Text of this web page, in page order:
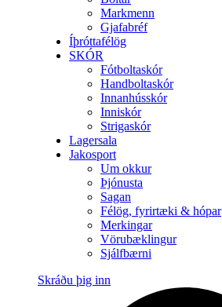
Markmenn
Gjafabréf
Íþróttafélög
SKÓR
Fótboltaskór
Handboltaskór
Innanhússkór
Inniskór
Strigaskór
Lagersala
Jakosport
Um okkur
Þjónusta
Sagan
Félög, fyrirtæki & hópar
Merkingar
Vörubæklingur
Sjálfbærni
Skráðu þig inn